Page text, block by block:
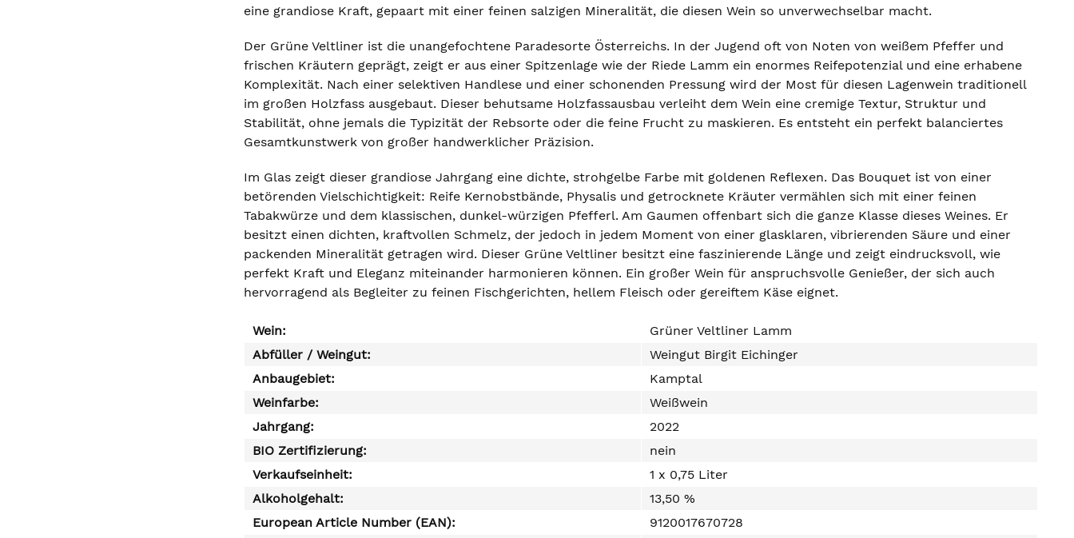
eine grandiose Kraft, gepaart mit einer feinen salzigen Mineralität, die diesen Wein so unverwechselbar macht.
Der Grüne Veltliner ist die unangefochtene Paradesorte Österreichs. In der Jugend oft von Noten von weißem Pfeffer und
frischen Kräutern geprägt, zeigt er aus einer Spitzenlage wie der Riede Lamm ein enormes Reifepotenzial und eine erhabene
Komplexität. Nach einer selektiven Handlese und einer schonenden Pressung wird der Most für diesen Lagenwein traditionell
im großen Holzfass ausgebaut. Dieser behutsame Holzfassausbau verleiht dem Wein eine cremige Textur, Struktur und
Stabilität, ohne jemals die Typizität der Rebsorte oder die feine Frucht zu maskieren. Es entsteht ein perfekt balanciertes
Gesamtkunstwerk von großer handwerklicher Präzision.
Im Glas zeigt dieser grandiose Jahrgang eine dichte, strohgelbe Farbe mit goldenen Reflexen. Das Bouquet ist von einer
betörenden Vielschichtigkeit: Reife Kernobstbände, Physalis und getrocknete Kräuter vermählen sich mit einer feinen
Tabakwürze und dem klassischen, dunkel-würzigen Pfefferl. Am Gaumen offenbart sich die ganze Klasse dieses Weines. Er
besitzt einen dichten, kraftvollen Schmelz, der jedoch in jedem Moment von einer glasklaren, vibrierenden Säure und einer
packenden Mineralität getragen wird. Dieser Grüne Veltliner besitzt eine faszinierende Länge und zeigt eindrucksvoll, wie
perfekt Kraft und Eleganz miteinander harmonieren können. Ein großer Wein für anspruchsvolle Genießer, der sich auch
hervorragend als Begleiter zu feinen Fischgerichten, hellem Fleisch oder gereiftem Käse eignet.
Wein:
Grüner Veltliner Lamm
Abfüller / Weingut:
Weingut Birgit Eichinger
Anbaugebiet:
Kamptal
Weinfarbe:
Weißwein
Jahrgang:
2022
BIO Zertifizierung:
nein
Verkaufseinheit:
1 x 0,75 Liter
Alkoholgehalt:
13,50 %
European Article Number (EAN):
9120017670728